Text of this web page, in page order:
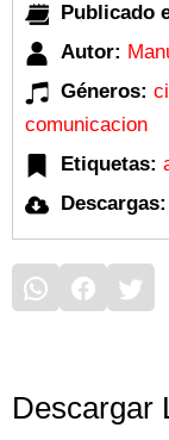
Publicado
Autor:
Géneros:
comunicacion
Etiquetas:
Descargas:
Descargar